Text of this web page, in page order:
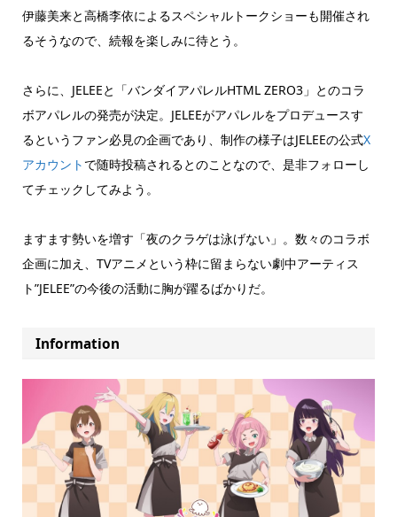
伊藤美来と高橋李依によるスペシャルトークショーも開催され
るそうなので、続報を楽しみに待とう。
さらに、JELEEと「バンダイアパレルHTML ZERO3」とのコラ
ボアパレルの発売が決定。JELEEがアパレルをプロデュースす
るというファン必見の企画であり、制作の様子はJELEEの公式X
アカウント で随時投稿されるとのことなので、是非フォローし
てチェックしてみよう。
ますます勢いを増す「夜のクラゲは泳げない」。数々のコラボ
企画に加え、TVアニメという枠に留まらない劇中アーティス
ト”JELEE”の今後の活動に胸が躍るばかりだ。
Information